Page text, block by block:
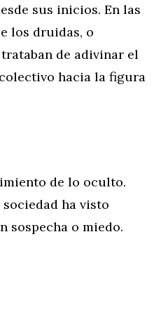
sus inicios. En las
los druidas, o
de adivinar el
hacia la figura
de lo oculto.
ha visto
sospecha o miedo.